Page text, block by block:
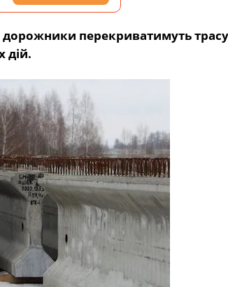
дорожники перекриватимуть
дій.